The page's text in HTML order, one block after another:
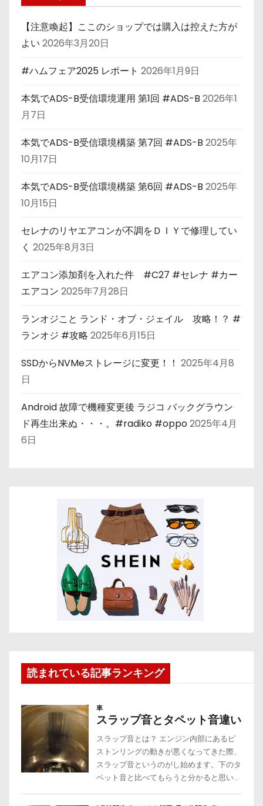
【注意喚起】ここのショップでは購入は控えた方が
よい 2026年3月20日
#ハムフェア2025 レポート 2026年1月9日
本気でADS-B受信環境運用 第1回 #ADS-B 2026年1
月7日
本気でADS-B受信環境構築 第7回 #ADS-B 2025年
10月17日
本気でADS-B受信環境構築 第6回 #ADS-B 2025年
10月15日
セレナのリヤエアコンが不調をＤＩＹで修理してい
く 2025年8月3日
エアコン添加剤を入れた件 #C27 #セレナ #カー
エアコン 2025年7月28日
ランオジこと ランド・オブ・ジェイル 攻略！？ #
ランオジ #攻略 2025年6月15日
SSDからNVMeストレージに変更！！ 2025年4月8
日
Android 故障で機種変更後 ラジコ バックグラウン
ド再生出来ぬ・・・。#radiko #oppo2025年4月
6日
読まれている記事ランキング